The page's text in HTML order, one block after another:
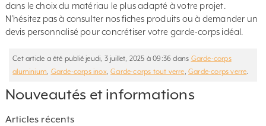
dans le choix du matériau le plus adapté à votre projet.
N’hésitez pas à consulter nos fiches produits ou à demander un
devis personnalisé pour concrétiser votre garde-corps idéal.
Cet article a été publié jeudi, 3 juillet, 2025 à 09:36 dans Garde-corps
aluminium, Garde-corps inox,Garde-corps tout verre, Garde-corps verre.
Nouveautés et informations
Articles récents